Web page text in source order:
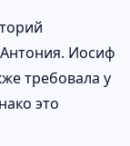
Иосиф
требовала у
это